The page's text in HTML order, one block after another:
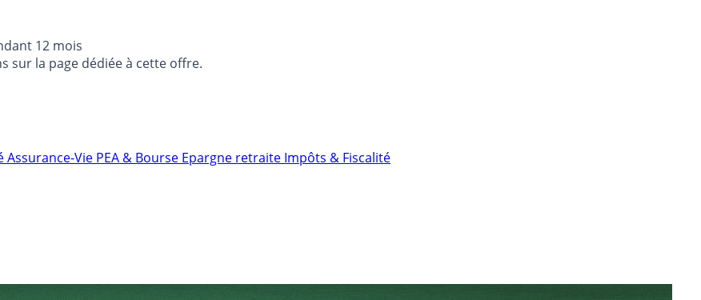
12 mois
sur la page dédiée à cette offre.
Assurance-Vie PEA & Bourse Epargne retraite Impôts & Fiscalité